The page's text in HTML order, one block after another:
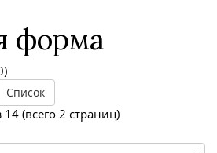
форма
Список
(всего 2 страниц)